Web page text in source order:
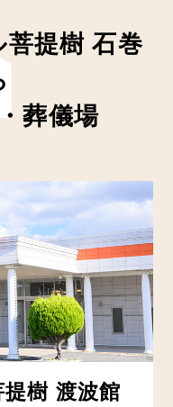
提樹 石巻
葬儀場
樹 渡波館